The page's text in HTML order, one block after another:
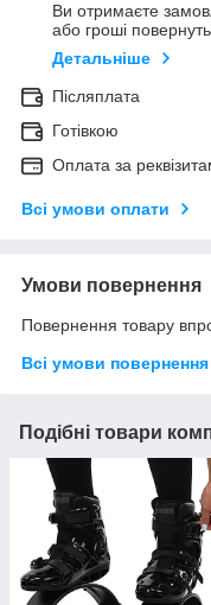
Ви отримаєте
або гроші
Детальніше
Післяплата
Готівкою
Оплата за
Всі умови оплати
Умови повернення
Повернення товару
Всі умови повернення
Подібні товари